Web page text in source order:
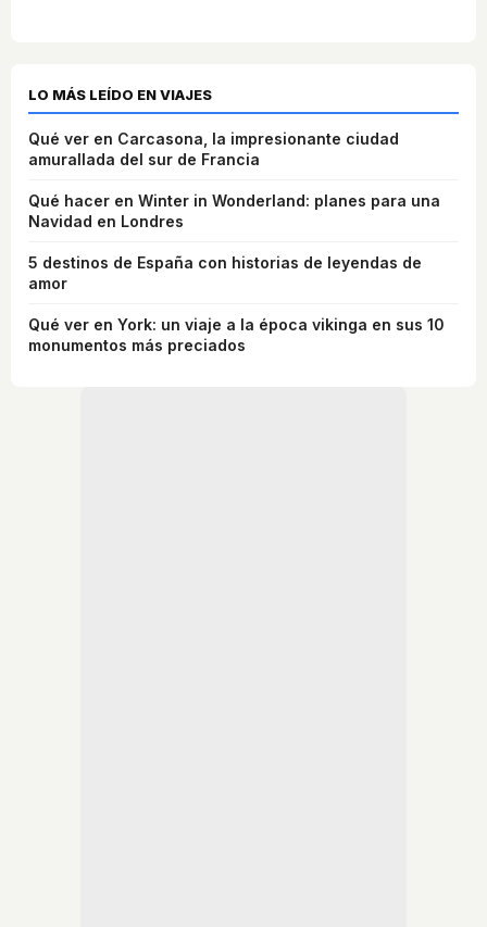
LO MÁS LEÍDO EN VIAJES
Qué ver en Carcasona, la impresionante ciudad
amurallada del sur de Francia
Qué hacer en Winter in Wonderland: planes para una
Navidad en Londres
5 destinos de España con historias de leyendas de
amor
Qué ver en York: un viaje a la época vikinga en sus 10
monumentos más preciados